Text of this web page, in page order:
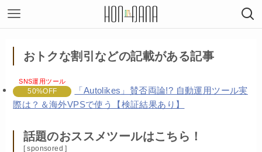
おトクな割引などの記載がある記事
50%OFF
SNS運用ツール
「Autolikes」賛否両論!? 自動運用ツール実
際は？＆海外VPSで使う【検証結果あり】
話題のおススメツールはこちら！
[ sponsored ]